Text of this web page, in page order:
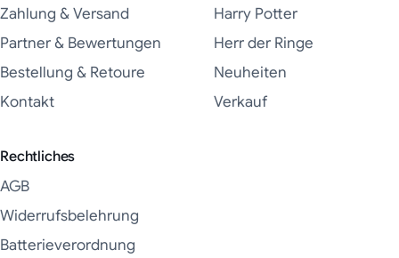
Zahlung & Versand
Partner & Bewertungen
Bestellung & Retoure
Kontakt
Harry Potter
Herr der Ringe
Neuheiten
Verkauf
Rechtliches
AGB
Widerrufsbelehrung
Batterieverordnung